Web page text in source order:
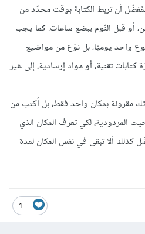
أن تربط الكتابة بوقت محدّد من
أو قبل النّوم ببضع ساعات. كما يجب
واحد يوميّا، بل نوّع من مواضيع
تقنية، أو مواد إرشادية، إلى غير
مقرونة بمكان واحد فقط، بل اُكتب من
المردودية، لكي تعرف المكان الذي
كذلك ألا تبقى في نفس المكان لمدة
1